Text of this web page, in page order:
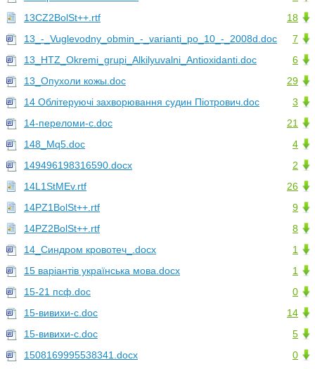
18
13CZ2BolSt++.rtf
7
13_-_Vuglevodny_obmin_-_varianti_po_10_-_2008d.doc
6
13_HTZ_Okremi_grupi_Alkilyuvalni_Antioxidanti.doc
29
13_Опухоли кожы.doc
3
14 Облітеруючі захворювання судин Піотрович.doc
21
14-переломи-с.doc
4
148_Mq5.doc
2
149496198316590.docx
26
14L1StMEv.rtf
9
14PZ1BolSt++.rtf
8
14PZ2BolSt++.rtf
1
14_Синдром кровотеч_.docx
1
15 варіантів українська мова.docx
0
15-21 псф.doc
14
15-вивихи-с.doc
5
15-вивихи-с.doc
0
1508169995538341.docx